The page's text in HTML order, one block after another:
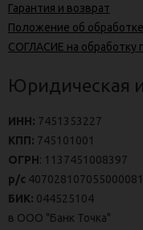
Гарантия и возврат
Положение об
СОГЛАСИЕ на обработку
Юридическая
ИНН: 7451353227
КПП: 745101001
ОГРН: 1137451008397
р/с
БИК: 044525104
в ООО "Банк Точка"